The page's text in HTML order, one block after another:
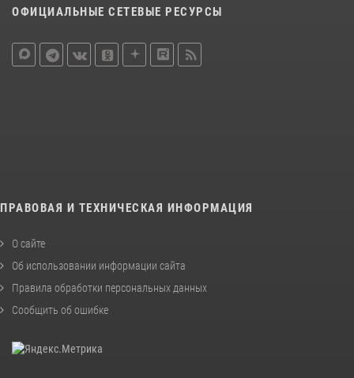
ОФИЦИАЛЬНЫЕ СЕТЕВЫЕ РЕСУРСЫ
ПРАВОВАЯ И ТЕХНИЧЕСКАЯ ИНФОРМАЦИЯ
О сайте
Об использовании информации сайта
Правила обработки персональных данных
Сообщить об ошибке